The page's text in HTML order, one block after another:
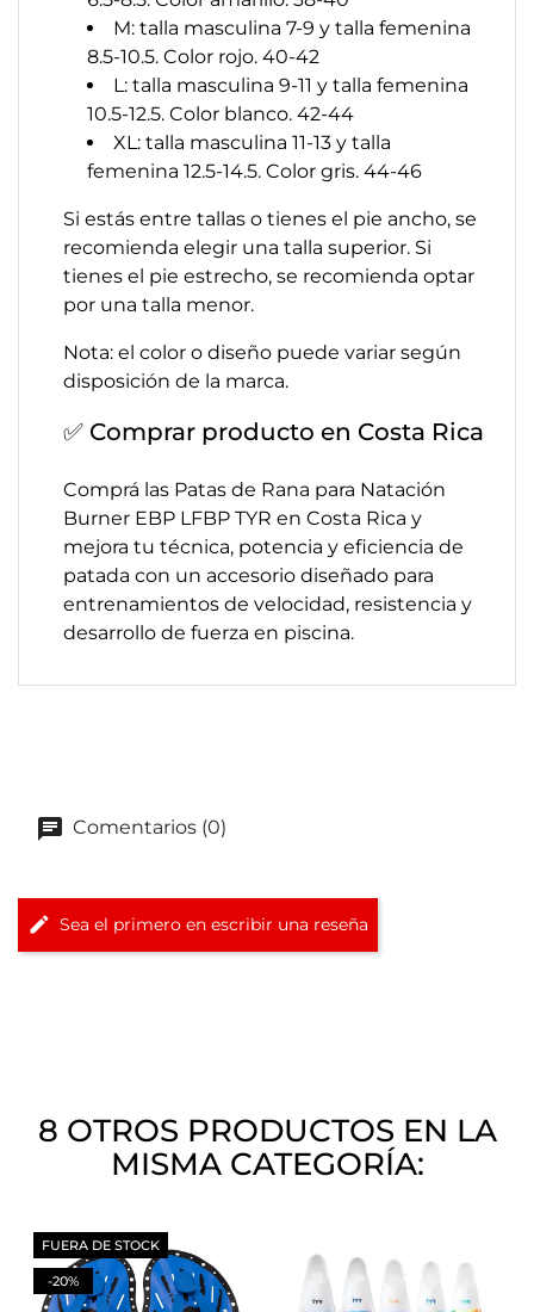
M: talla masculina 7-9 y talla femenina
8.5-10.5. Color rojo. 40-42
L: talla masculina 9-11 y talla femenina
10.5-12.5. Color blanco. 42-44
XL: talla masculina 11-13 y talla
femenina 12.5-14.5. Color gris. 44-46
Si estás entre tallas o tienes el pie ancho, se
recomienda elegir una talla superior. Si
tienes el pie estrecho, se recomienda optar
por una talla menor.
Nota: el color o diseño puede variar según
disposición de la marca.
✅ Comprar producto en Costa Rica
Comprá las Patas de Rana para Natación
Burner EBP LFBP TYR en Costa Rica y
mejora tu técnica, potencia y eficiencia de
patada con un accesorio diseñado para
entrenamientos de velocidad, resistencia y
desarrollo de fuerza en piscina.
Comentarios (0)
Sea el primero en escribir una reseña
8 OTROS PRODUCTOS EN LA
MISMA CATEGORÍA:
FUERA DE STOCK
-20%